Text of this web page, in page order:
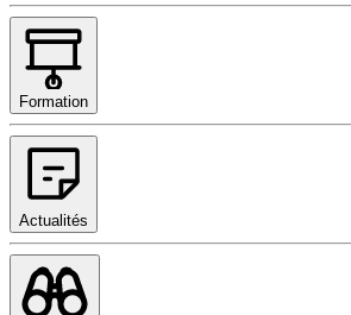
Formation
Actualités